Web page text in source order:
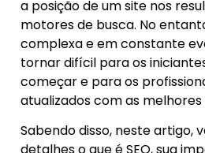
a posição de um site nos
motores de busca. No
complexa e em constante
tornar difícil para os
começar e para os
atualizados com as
Sabendo disso, neste artigo,